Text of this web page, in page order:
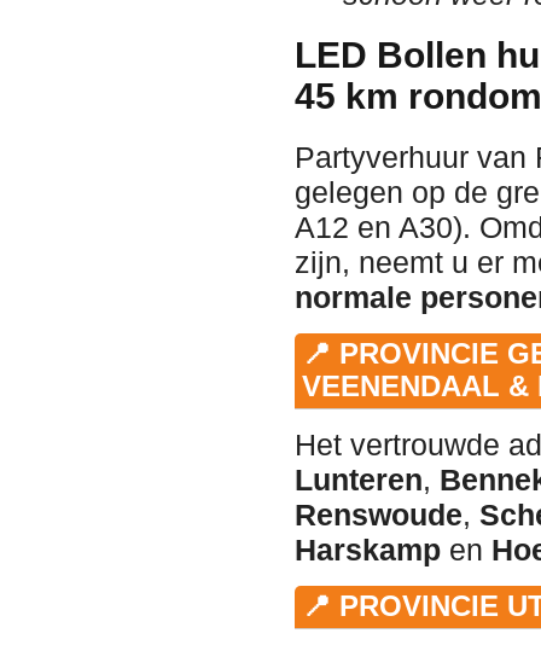
LED Bollen
45 km
Partyverhuur
gelegen op de
A12 en A30).
zijn, neemt u er
normale
📍 PROVINCIE
VEENENDAAL &
Het vertrouwde
Lunteren,
Renswoude,
Harskamp en
📍 PROVINCIE